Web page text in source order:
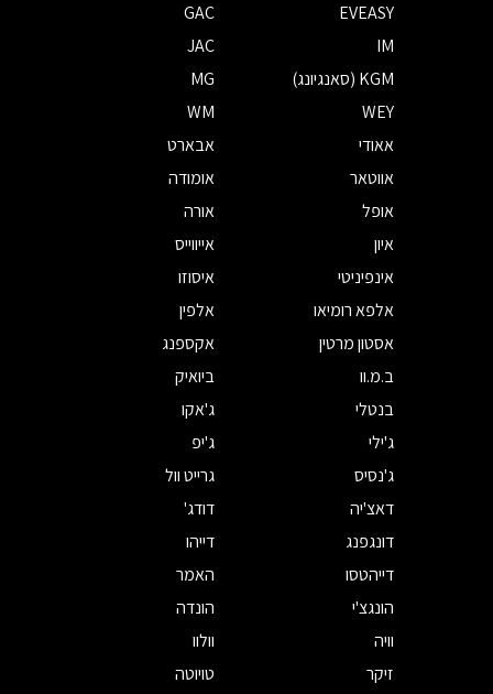
EVEASY
GAC
IM
JAC
KGM (סאנגיונג)
MG
WEY
WM
אאודי
אבארט
אווטאר
אומודה
אופל
אורה
איון
אייווייס
אינפיניטי
איסוזו
אלפא רומיאו
אלפין
אסטון מרטין
אקספנג
ב.מ.וו
ביואיק
בנטלי
ג'אקו
ג'ילי
ג'יפ
ג'נסיס
גרייט וול
דאצ'יה
דודג'
דונגפנג
דייהו
דייהטסו
האמר
הונגצ'י
הונדה
וויה
וולוו
זיקר
טויוטה